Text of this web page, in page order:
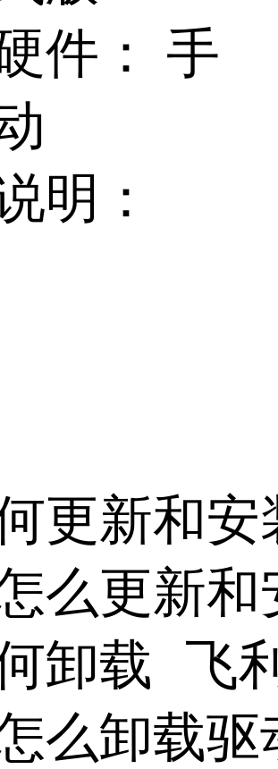
件：
手
明：
何更新和
么更新
何卸载
么卸载